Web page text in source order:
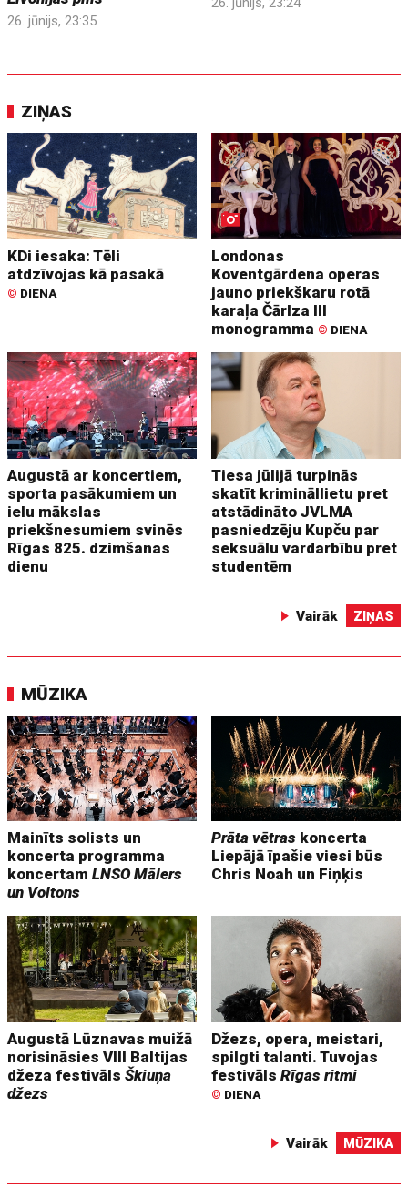
26. jūnijs, 23:35
ZIŅAS
KDi iesaka: Tēli
atdzīvojas kā pasakā
© DIENA
Londonas
Koventgārdena operas
jauno priekškaru rotā
karaļa Čārlza III
monogramma © DIENA
Augustā ar koncertiem,
sporta pasākumiem un
ielu mākslas
priekšnesumiem svinēs
Rīgas 825. dzimšanas
dienu
Tiesa jūlijā turpinās
skatīt krimināllietu pret
atstādināto JVLMA
pasniedzēju Kupču par
seksuālu vardarbību pret
studentēm
Vairāk ZIŅAS
MŪZIKA
Mainīts solists un
koncerta programma
koncertamLNSO Mālers
un Voltons
Prāta vētras koncerta
Liepājā īpašie viesi būs
Chris Noah un Fiņķis
Augustā Lūznavas muižā
norisināsies VIII Baltijas
džeza festivālsŠkiuņa
džezs
Džezs, opera, meistari,
spilgti talanti. Tuvojas
festivālsRīgas ritmi
© DIENA
Vairāk MŪZIKA